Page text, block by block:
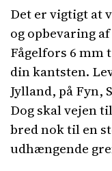
Det er vigtigt at
og opbevaring
Fågelfors 6
din kantsten.
Jylland, på Fyn,
Dog skal vejen
bred nok til en
udhængende